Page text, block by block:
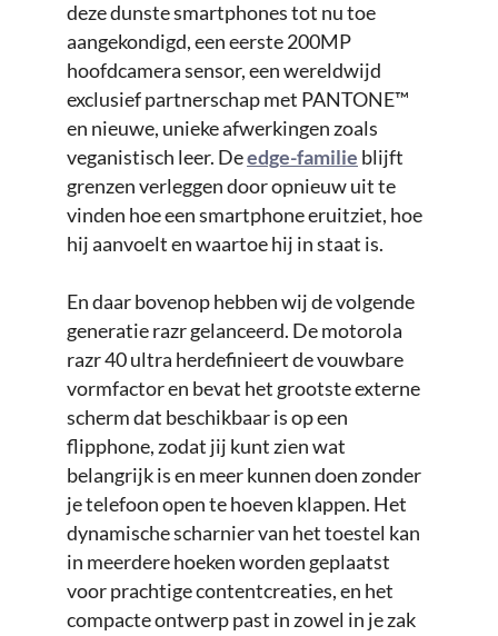
deze dunste smartphones tot nu toe
aangekondigd, een eerste 200MP
hoofdcamera sensor, een wereldwijd
exclusief partnerschap met PANTONE™
en nieuwe, unieke afwerkingen zoals
veganistisch leer. Deedge-familie blijft
grenzen verleggen door opnieuw uit te
vinden hoe een smartphone eruitziet, hoe
hij aanvoelt en waartoe hij in staat is.
En daar bovenop hebben wij de volgende
generatie razr gelanceerd. De motorola
razr 40 ultra herdefinieert de vouwbare
vormfactor en bevat het grootste externe
scherm dat beschikbaar is op een
flipphone, zodat jij kunt zien wat
belangrijk is en meer kunnen doen zonder
je telefoon open te hoeven klappen. Het
dynamische scharnier van het toestel kan
in meerdere hoeken worden geplaatst
voor prachtige contentcreaties, en het
compacte ontwerp past in zowel in je zak